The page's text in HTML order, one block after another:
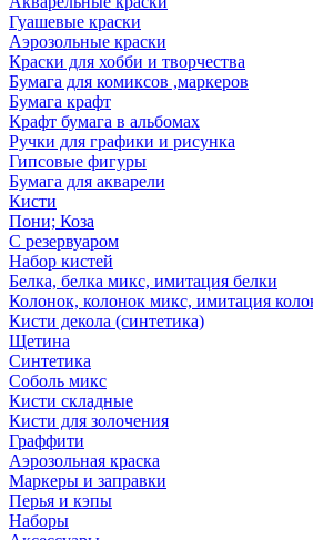
Гуашевые краски
Аэрозольные краски
Краски для хобби и творчества
Бумага для комиксов ,маркеров
Бумага крафт
Крафт бумага в альбомах
Ручки для графики и рисунка
Гипсовые фигуры
Бумага для акварели
Кисти
Пони; Коза
С резервуаром
Набор кистей
Белка, белка микс, имитация белки
Колонок, колонок микс, имитация
Кисти декола (синтетика)
Щетина
Синтетика
Соболь микс
Кисти складные
Кисти для золочения
Граффити
Аэрозольная краска
Маркеры и заправки
Перья и кэпы
Наборы